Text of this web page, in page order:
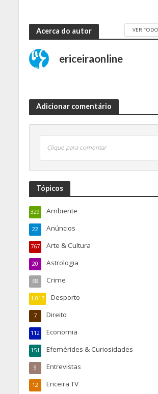
Acerca do autor VER
ericeiraonline
Adicionar comentário
Clique para comentar
Tópicos
Ambiente
329
Anúncios
22
Arte & Cultura
767
Astrologia
20
Crime
68
Desporto
1.017
Direito
7
Economia
112
Efemérides & Curiosidades
151
Entrevistas
9
Ericeira TV
12